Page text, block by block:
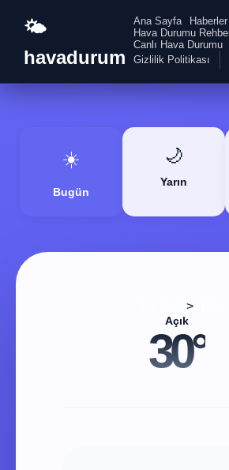
🌤️
havadurum
Ana Sayfa
Haberler
Hava Durumu
Canlı Hava Durumu
Gizlilik Politikası
☀️
Bugün
🌙
Yarın
>
Açık
30°